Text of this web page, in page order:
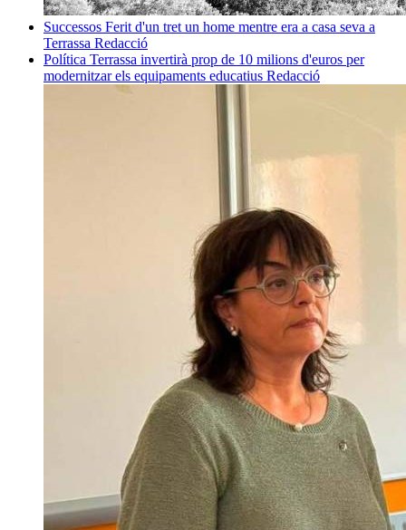
Successos Ferit d'un tret un home mentre era a casa seva a
Terrassa Redacció
Política Terrassa invertirà prop de 10 milions d'euros per
modernitzar els equipaments educatius Redacció